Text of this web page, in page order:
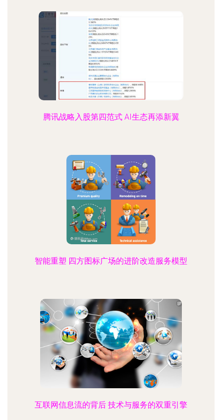
腾讯战略入股第四范式 AI生态再添新翼
智能重塑 四方图标广场的进阶改造服务模型
互联网信息流的背后 技术与服务的双重引擎